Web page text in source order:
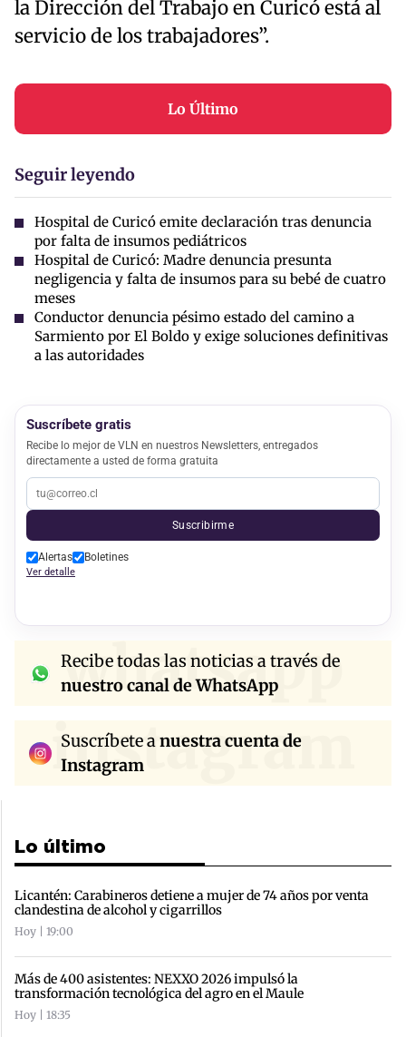
la Dirección del Trabajo en Curicó está al
servicio de los trabajadores”.
Lo Último
Seguir leyendo
Hospital de Curicó emite declaración tras denuncia
por falta de insumos pediátricos
Hospital de Curicó: Madre denuncia presunta
negligencia y falta de insumos para su bebé de cuatro
meses
Conductor denuncia pésimo estado del camino a
Sarmiento por El Boldo y exige soluciones definitivas
a las autoridades
Suscríbete gratis
Recibe lo mejor de VLN en nuestros Newsletters, entregados
directamente a usted de forma gratuita
Suscribirme
Alertas Boletines
Ver detalle
whatsapp
Recibe todas las noticias a través de
nuestro canal de WhatsApp
instagram
Suscríbete anuestra cuenta de
Instagram
Lo último
Licantén: Carabineros detiene a mujer de 74 años por venta
clandestina de alcohol y cigarrillos
Hoy | 19:00
Más de 400 asistentes: NEXXO 2026 impulsó la
transformación tecnológica del agro en el Maule
Hoy | 18:35